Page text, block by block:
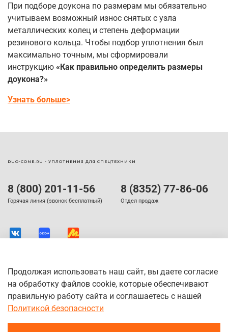
При подборе доукона по размерам мы обязательно
учитываем возможный износ снятых с узла
металлических колец и степень деформации
резинового кольца. Чтобы подбор уплотнения был
максимально точным, мы сформировали
инструкцию «Как правильно определить размеры
доукона?»
Узнать больше>
8 (800) 201-11-56
Горячая линия (звонок бесплатный)
8 (8352) 77-86-06
Отдел продаж
DUO-CONE.RU - УПЛОТНЕНИЯ ДЛЯ СПЕЦТЕХНИКИ
Продолжая использовать наш сайт, вы даете согласие
на обработку файлов cookie, которые обеспечивают
правильную работу сайта и соглашаетесь с нашей
Политикой безопасности